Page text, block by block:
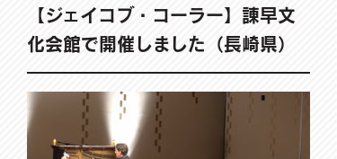
【ジェイコブ・コーラー】諌早文
化会館で開催しました（長崎県）